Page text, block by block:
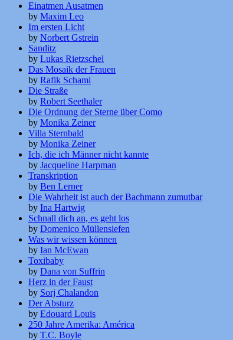
Einatmen Ausatmen
by Maxim Leo
Im ersten Licht
by Norbert Gstrein
Sanditz
by Lukas Rietzschel
Das Mosaik der Frauen
by Rafik Schami
Die Straße
by Robert Seethaler
Die Ordnung der Sterne über Como
by Monika Zeiner
Villa Sternbald
by Monika Zeiner
Ich, die ich Männer nicht kannte
by Jacqueline Harpman
Transkription
by Ben Lerner
Die Wahrheit ist auch der Bachmann zumutbar
by Ina Hartwig
Schnall dich an, es geht los
by Domenico Müllensiefen
Was wir wissen können
by Ian McEwan
Toxibaby
by Dana von Suffrin
Herz in der Faust
by Sorj Chalandon
Der Absturz
by Edouard Louis
250 Jahre Amerika: América
by T.C. Boyle